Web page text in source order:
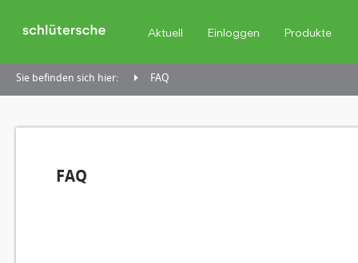
Aktuell Einloggen Produkte
Sie befinden sich hier: FAQ
FAQ